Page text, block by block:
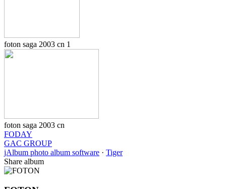
foton saga 2003 cn 1
foton saga 2003 cn
FODAY
GAC GROUP
jAlbum photo album software · Tiger
Share album